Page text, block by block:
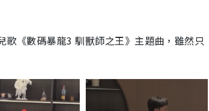
《數碼暴龍3 馴獸師之王》主題曲，雖然只